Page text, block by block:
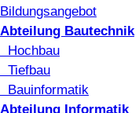
Bildungsangebot
Abteilung Bautechnik
Hochbau
Tiefbau
Bauinformatik
Abteilung Informatik